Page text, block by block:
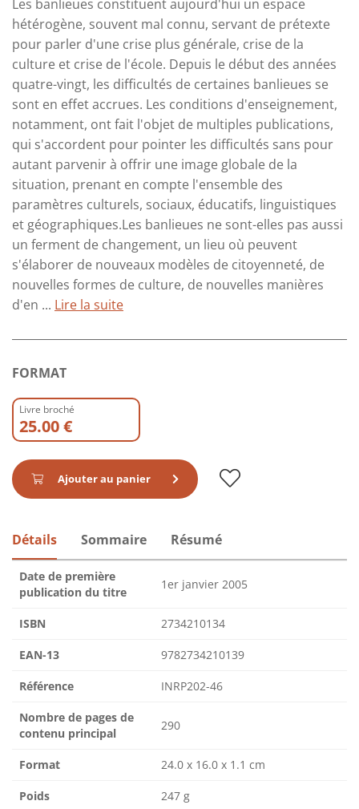
Les banlieues constituent aujourd'hui un espace
hétérogène, souvent mal connu, servant de prétexte
pour parler d'une crise plus générale, crise de la
culture et crise de l'école. Depuis le début des années
quatre-vingt, les difficultés de certaines banlieues se
sont en effet accrues. Les conditions d'enseignement,
notamment, ont fait l'objet de multiples publications,
qui s'accordent pour pointer les difficultés sans pour
autant parvenir à offrir une image globale de la
situation, prenant en compte l'ensemble des
paramètres culturels, sociaux, éducatifs, linguistiques
et géographiques.Les banlieues ne sont-elles pas aussi
un ferment de changement, un lieu où peuvent
s'élaborer de nouveaux modèles de citoyenneté, de
nouvelles formes de culture, de nouvelles manières
d'en ... Lire la suite
FORMAT
Livre broché
25.00 €
Ajouter au panier
Détails Sommaire Résumé
Date de première
publication du titre
1er janvier 2005
ISBN 2734210134
EAN-13 9782734210139
Référence INRP202-46
Nombre de pages de
contenu principal
290
Format 24.0 x 16.0 x 1.1 cm
Poids 247 g